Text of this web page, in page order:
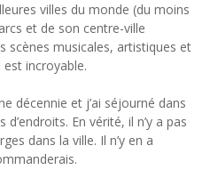
villes du monde (du moins
et de son centre-ville
scènes musicales, artistiques et
incroyable.
décennie et j’ai séjourné dans
En vérité, il n’y a pas
dans la ville. Il n’y en a